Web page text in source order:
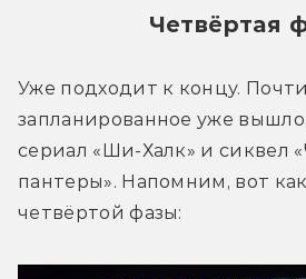
Четвёртая
Уже подходит к концу.
запланированное уже
сериал «Ши-Халк» и сиквел
пантеры». Напомним, вот
четвёртой фазы: